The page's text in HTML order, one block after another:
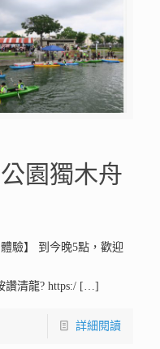
園獨木舟
驗】 到今晚5點，歡迎
讚清龍? https:/[…]
詳細閱讀